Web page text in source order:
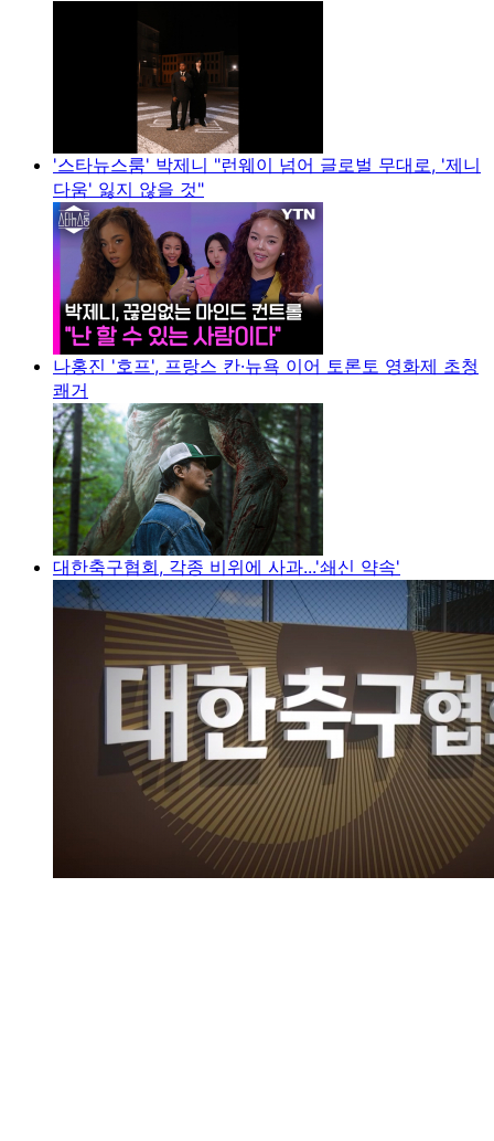
'스타뉴스룸' 박제니 "런웨이 넘어 글로벌 무대로, '제니
다움' 잃지 않을 것"
나홍진 '호프', 프랑스 칸·뉴욕 이어 토론토 영화제 초청
쾌거
대한축구협회, 각종 비위에 사과...'쇄신 약속'